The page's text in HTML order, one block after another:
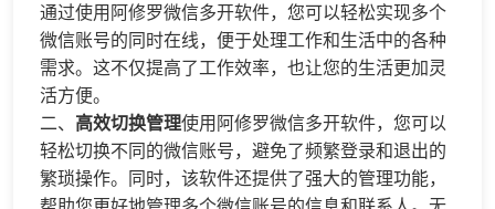
通过使用阿修罗微信多开软件，您可以轻松实现多个
微信账号的同时在线，便于处理工作和生活中的各种
需求。这不仅提高了工作效率，也让您的生活更加灵
活方便。​​​​​​​
​​二、​​ 高效切换管理使用阿修罗微信多开软件，您可以
轻松切换不同的微信账号，避免了频繁登录和退出的
繁琐操作。同时，该软件还提供了强大的管理功能，